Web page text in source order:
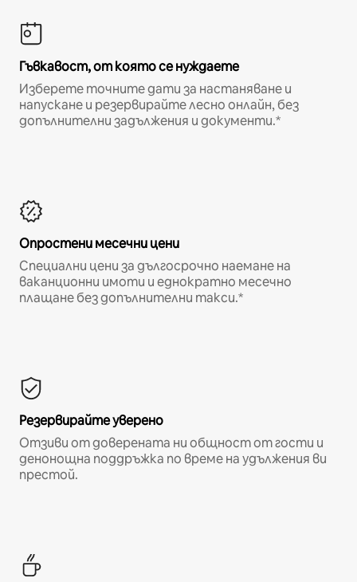
Гъвкавост, от която се нуждаете
Изберете точните дати за настаняване и
напускане и резервирайте лесно онлайн, без
допълнителни задължения и документи.*
Опростени месечни цени
Специални цени за дългосрочно наемане на
ваканционни имоти и еднократно месечно
плащане без допълнителни такси.*
Резервирайте уверено
Отзиви от доверената ни общност от гости и
денонощна поддръжка по време на удължения ви
престой.